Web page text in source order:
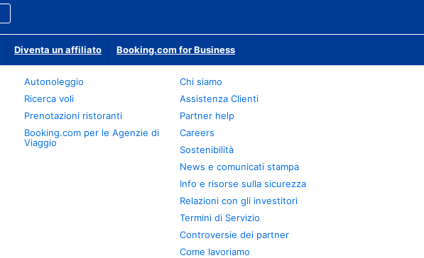
Diventa un affiliato Booking.com for Business
Autonoleggio
Ricerca voli
Prenotazioni ristoranti
Booking.com per le Agenzie di
Viaggio
Chi siamo
Assistenza Clienti
Partner help
Careers
Sostenibilità
News e comunicati stampa
Info e risorse sulla sicurezza
Relazioni con gli investitori
Termini di Servizio
Controversie dei partner
Come lavoriamo